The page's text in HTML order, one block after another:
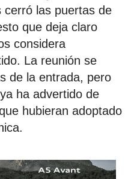
cerró las puertas de
que deja claro
considera
La reunión se
de la entrada, pero
ha advertido de
hubieran adoptado